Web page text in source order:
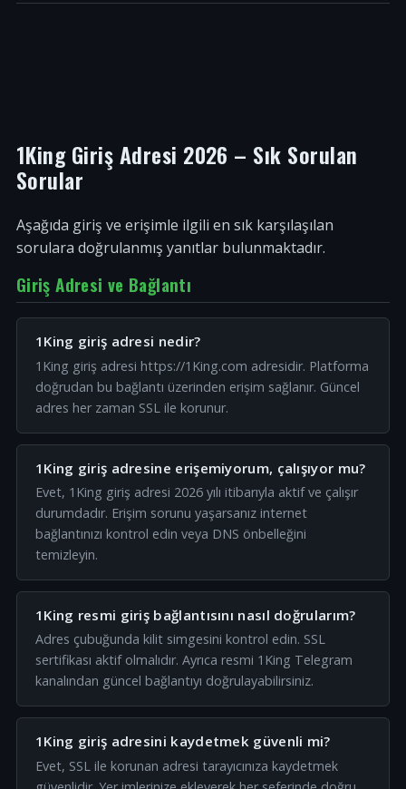
1King Giriş Adresi 2026 – Sık Sorulan
Sorular
Aşağıda giriş ve erişimle ilgili en sık karşılaşılan
sorulara doğrulanmış yanıtlar bulunmaktadır.
Giriş Adresi ve Bağlantı
1King giriş adresi nedir?
1King giriş adresi https://1King.com adresidir. Platforma
doğrudan bu bağlantı üzerinden erişim sağlanır. Güncel
adres her zaman SSL ile korunur.
1King giriş adresine erişemiyorum, çalışıyor mu?
Evet, 1King giriş adresi 2026 yılı itibarıyla aktif ve çalışır
durumdadır. Erişim sorunu yaşarsanız internet
bağlantınızı kontrol edin veya DNS önbelleğini
temizleyin.
1King resmi giriş bağlantısını nasıl doğrularım?
Adres çubuğunda kilit simgesini kontrol edin. SSL
sertifikası aktif olmalıdır. Ayrıca resmi 1King Telegram
kanalından güncel bağlantıyı doğrulayabilirsiniz.
1King giriş adresini kaydetmek güvenli mi?
Evet, SSL ile korunan adresi tarayıcınıza kaydetmek